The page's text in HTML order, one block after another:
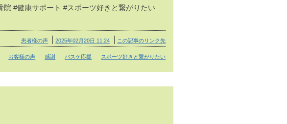
#健康サポート #スポーツ好きと繋がりたい
患者様の声 2025年02月20日 11:24 この記事のリンク先
お客様の声 感謝 バスケ応援 スポーツ好きと繋がりたい